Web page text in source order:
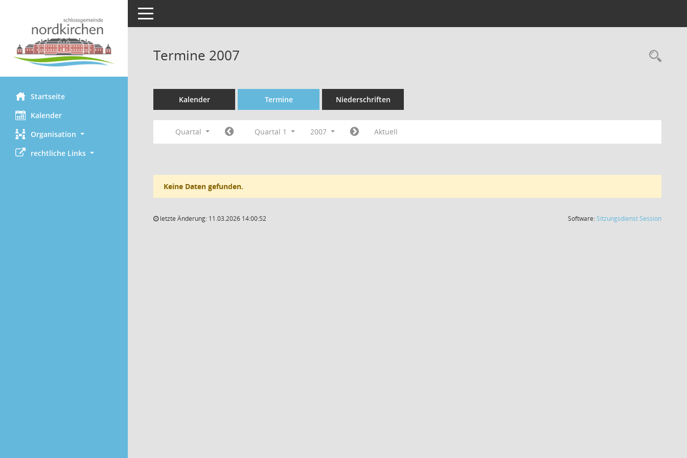
Startseite
Kalender
Organisation
rechtliche Links
Toggle navigation
Termine 2007
Kalender Termine Niederschriften
Quartal Quartal 1 2007 Aktuell
Keine Daten gefunden.
letzte Änderung: 11.03.2026 14:00:52 Software:SitzungsdienstSession(Wird in